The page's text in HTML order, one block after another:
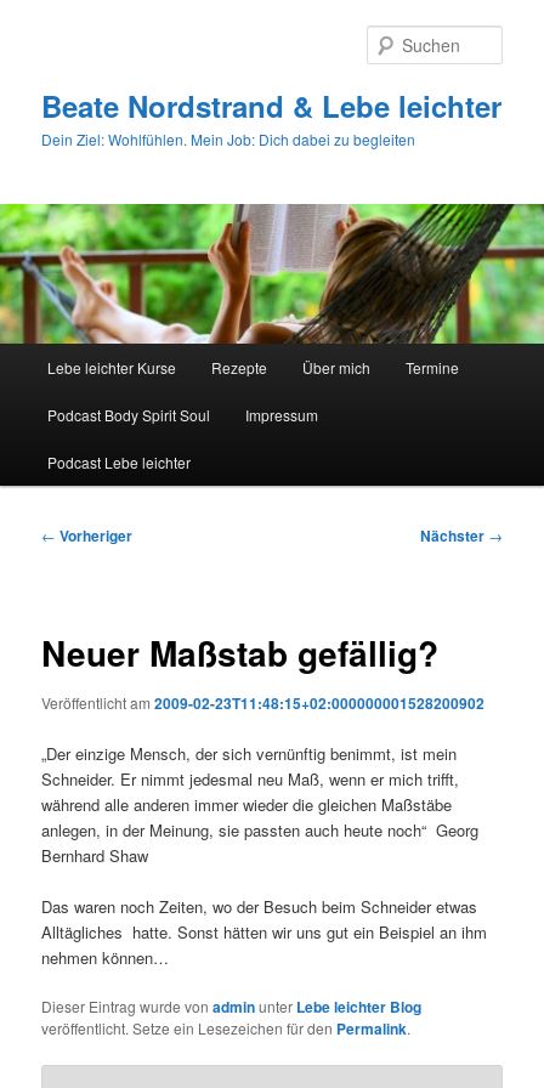
Beate Nordstrand & Lebe leichter
Dein Ziel: Wohlfühlen. Mein Job: Dich dabei zu begleiten
Lebe leichter Kurse Rezepte Über mich Termine
Podcast Body Spirit Soul Impressum
Podcast Lebe leichter
Beitragsnavigation
← Vorheriger Nächster →
Neuer Maßstab gefällig?
Veröffentlicht am2009-02-23T11:48:15+02:000000001528200902
„Der einzige Mensch, der sich vernünftig benimmt, ist mein
Schneider. Er nimmt jedesmal neu Maß, wenn er mich trifft,
während alle anderen immer wieder die gleichen Maßstäbe
anlegen, in der Meinung, sie passten auch heute noch“ Georg
Bernhard Shaw
Das waren noch Zeiten, wo der Besuch beim Schneider etwas
Alltägliches hatte. Sonst hätten wir uns gut ein Beispiel an ihm
nehmen können…
Dieser Eintrag wurde vonadminunter Lebe leichter Blog
veröffentlicht. Setze ein Lesezeichen für den Permalink.